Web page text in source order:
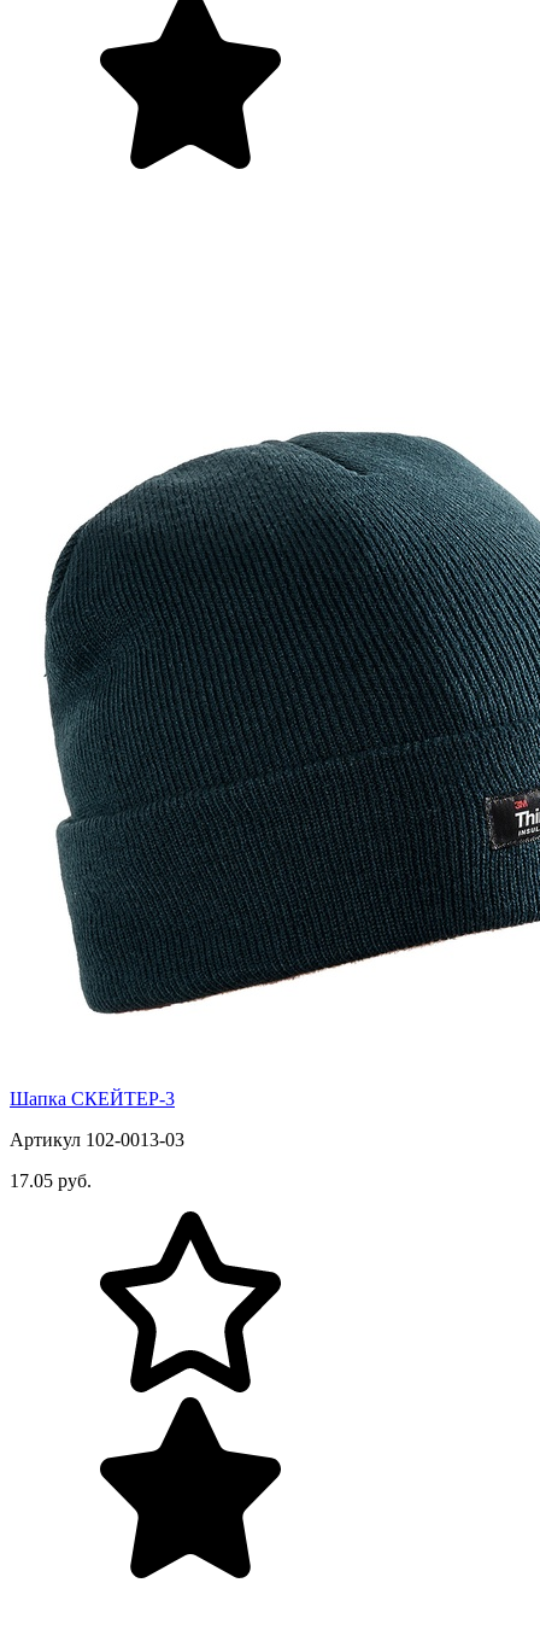
Шапка СКЕЙТЕР-3
Артикул 102-0013-03
17.05 руб.